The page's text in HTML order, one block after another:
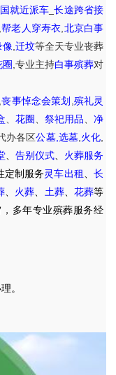
就近派车 _长途跨省接
,帮老人穿寿衣 北京白事
像 迁坟等全天专业丧葬
专业主持白事殡葬对
,丧事悼念会策划 殡礼灵
花圈 祭祀用品 、净
办各区公墓, 选墓, 火化
、 告别仪式
火葬服务
定制服务 灵车出租 、长
火葬 土葬、 花葬等
多年专业殡葬服务经
。